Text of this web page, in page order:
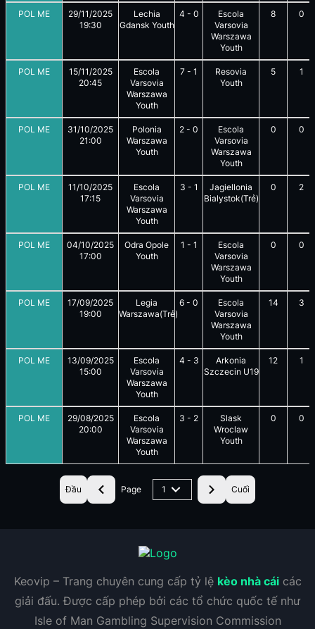
POL ME
29/11/2025
19:30
Lechia
Gdansk Youth
4 - 0
Escola
Varsovia
Warszawa
Youth
8 0
POL ME
15/11/2025
20:45
Escola
Varsovia
Warszawa
Youth
7 - 1
Resovia
Youth
5 1
POL ME
31/10/2025
21:00
Polonia
Warszawa
Youth
2 - 0
Escola
Varsovia
Warszawa
Youth
0 0
POL ME
11/10/2025
17:15
Escola
Varsovia
Warszawa
Youth
3 - 1
Jagiellonia
Bialystok(Trẻ)
0 2
POL ME
04/10/2025
17:00
Odra Opole
Youth
1 - 1
Escola
Varsovia
Warszawa
Youth
0 0
POL ME
17/09/2025
19:00
Legia
Warszawa(Trẻ)
6 - 0
Escola
Varsovia
Warszawa
Youth
14 3
POL ME
13/09/2025
15:00
Escola
Varsovia
Warszawa
Youth
4 - 3
Arkonia
Szczecin U19
12 1
POL ME
29/08/2025
20:00
Escola
Varsovia
Warszawa
Youth
3 - 2
Slask
Wroclaw
Youth
0 0
Đầu Page 1 Cuối
Keovip – Trang chuyên cung cấp tỷ lệ kèo nhà cáicác
giải đấu. Được cấp phép bởi các tổ chức quốc tế như
Isle of Man Gambling Supervision Commission